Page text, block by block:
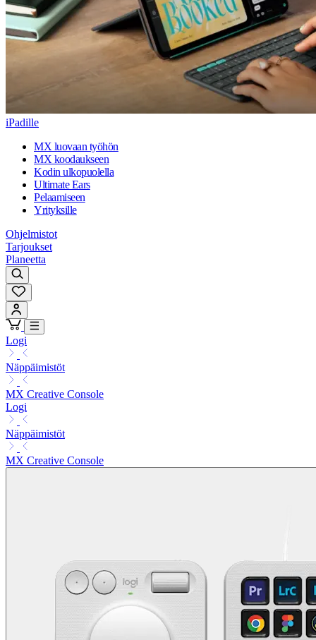
iPadille
MX luovaan työhön
MX koodaukseen
Kodin ulkopuolella
Ultimate Ears
Pelaamiseen
Yrityksille
Ohjelmistot
Tarjoukset
Planeetta
Logi
Näppäimistöt
MX Creative Console
Logi
Näppäimistöt
MX Creative Console